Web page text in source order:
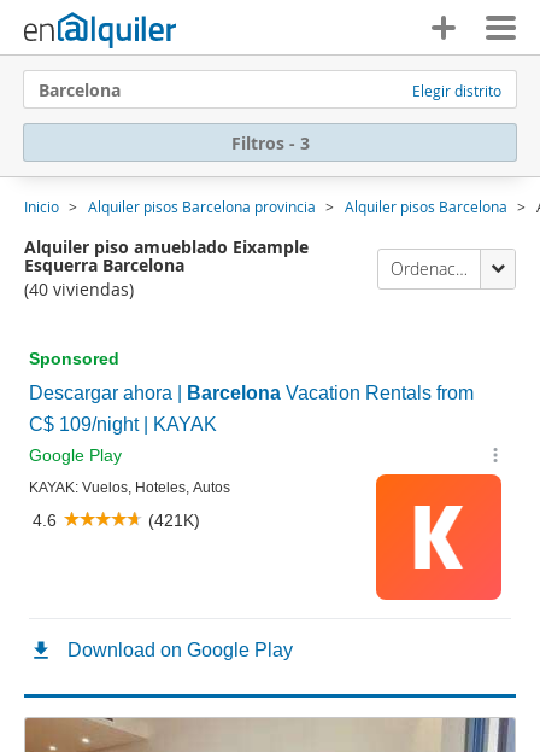
Barcelona Elegir distrito
Filtros - 3
Inicio Alquiler pisos Barcelona provincia Alquiler pisos Barcelona
Alquiler piso amueblado Eixample
Esquerra Barcelona
(40 viviendas)
Ordenación Enalquiler